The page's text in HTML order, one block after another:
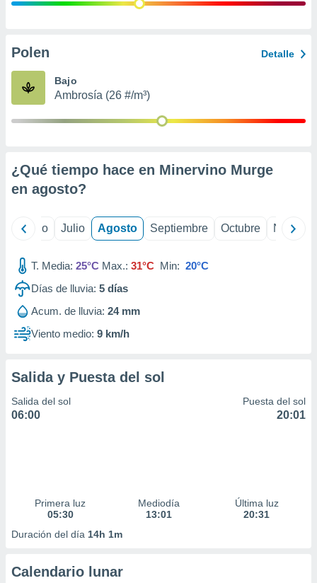
publicidad
de
Polen Detalle
Bajo
Ambrosía (26 #/m³)
¿Qué tiempo hace en Minervino Murge
en agosto?
Junio Julio Agosto Septiembre Octubre
T. Media: 25°C Max.: 31°C Min: 20°C
Días de lluvia: 5 días
Acum. de lluvia: 24 mm
Viento medio: 9 km/h
Salida y Puesta del sol
Salida del sol
06:00
Puesta del sol
20:01
Primera luz
05:30
Mediodía
13:01
Última luz
20:31
Duración del día 14h 1m
Calendario lunar